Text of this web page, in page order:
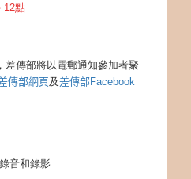
12點
差傳部將以電郵通知參加者聚
傳部網頁及差傳部Facebook
音和錄影